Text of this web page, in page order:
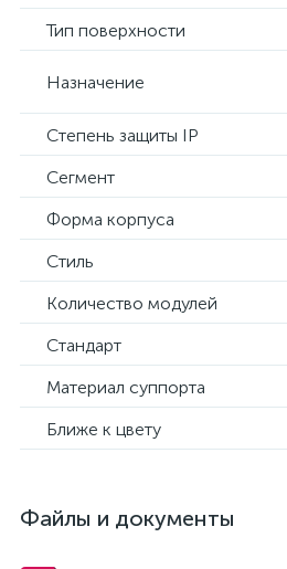
Тип поверхности
Назначение
Степень защиты IP
Сегмент
Форма корпуса
Стиль
Количество модулей
Стандарт
Материал суппорта
Ближе к цвету
Файлы и документы